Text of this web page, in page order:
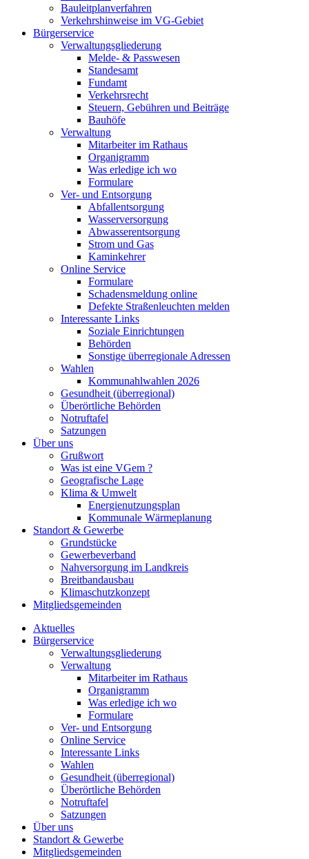
Bauleitplanverfahren
Verkehrshinweise im VG-Gebiet
Bürgerservice
Verwaltungsgliederung
Melde- & Passwesen
Standesamt
Fundamt
Verkehrsrecht
Steuern, Gebühren und Beiträge
Bauhöfe
Verwaltung
Mitarbeiter im Rathaus
Organigramm
Was erledige ich wo
Formulare
Ver- und Entsorgung
Abfallentsorgung
Wasserversorgung
Abwasserentsorgung
Strom und Gas
Kaminkehrer
Online Service
Formulare
Schadensmeldung online
Defekte Straßenleuchten melden
Interessante Links
Soziale Einrichtungen
Behörden
Sonstige überregionale Adressen
Wahlen
Kommunahlwahlen 2026
Gesundheit (überregional)
Überörtliche Behörden
Notruftafel
Satzungen
Über uns
Grußwort
Was ist eine VGem ?
Geografische Lage
Klima & Umwelt
Energienutzungsplan
Kommunale Wärmeplanung
Standort & Gewerbe
Grundstücke
Gewerbeverband
Nahversorgung im Landkreis
Breitbandausbau
Klimaschutzkonzept
Mitgliedsgemeinden
Aktuelles
Bürgerservice
Verwaltungsgliederung
Verwaltung
Mitarbeiter im Rathaus
Organigramm
Was erledige ich wo
Formulare
Ver- und Entsorgung
Online Service
Interessante Links
Wahlen
Gesundheit (überregional)
Überörtliche Behörden
Notruftafel
Satzungen
Über uns
Standort & Gewerbe
Mitgliedsgemeinden